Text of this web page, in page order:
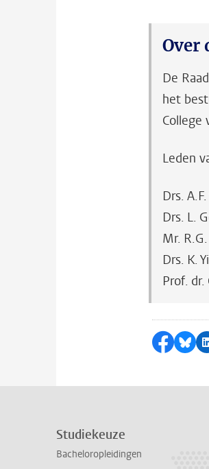
Over
De
het
College
Leden
Drs.
Drs. L.
Mr.
Drs. K.
Prof. dr.
Delen
Studiekeuze
Bacheloropleidingen